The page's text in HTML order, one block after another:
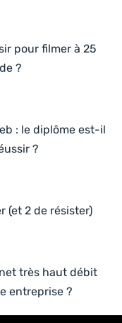
pour filmer à 25
?
: le diplôme est-il
?
(et 2 de résister)
très haut débit
entreprise ?